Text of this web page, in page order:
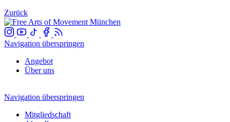
Zurück
Navigation überspringen
Angebot
Über uns
Navigation überspringen
Mitgliedschaft